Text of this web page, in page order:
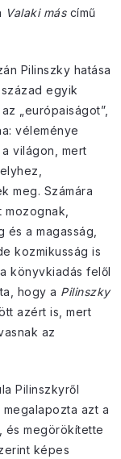
Valaki máscímű
Pilinszky hatása
egyik
„európaiságot”,
véleménye
világon, mert
meg. Számára
a magasság,
kozmikusság is
könyvkiadás felől
hogy a Pilinszky
azért is, mert
az
Pilinszkyről
azt a
és megörökítette
képes